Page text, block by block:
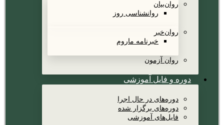
روان‌بیان
روانشناسی روز
روان‌خبر
خبرنامه ماروم
روان آزمون
دوره و فایل آموزشی
دوره‌های در حال اجرا
دوره‌های برگزار شده
فایل‌های آموزشی